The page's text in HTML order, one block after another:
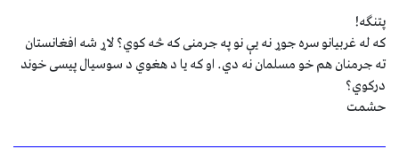
پتنګه!
که له غربیانو سره جوړ نه یې نو په جرمنی که څه کوي؟ لاړ شه افغانستان
ته جرمنان هم خو مسلمان نه دي. او که یا د هغوي د سوسیال پیسی خوند
درکوي؟
حشمت